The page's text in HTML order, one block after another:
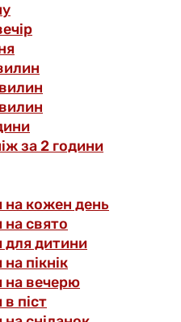
за 2 години
кожен день
свято
для дитини
пікнік
на вечерю
піст